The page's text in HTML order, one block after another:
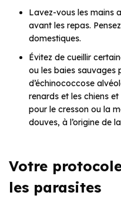
Lavez-vous les mains
avant les repas.
domestiques.
Évitez de cueillir
ou les baies sauvages
d’échinococcose
renards et les chiens
pour le cresson ou la
douves, à l’origine de
Votre
les parasites